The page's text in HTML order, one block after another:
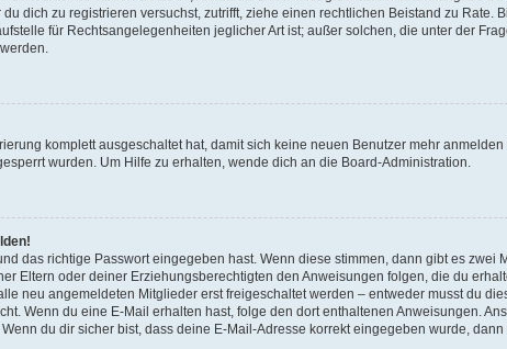
dich zu registrieren versuchst, zutrifft, ziehe einen rechtlichen Beistand zu Rate.
für Rechtsangelegenheiten jeglicher Art ist; außer solchen, die unter der
komplett ausgeschaltet hat, damit sich keine neuen Benutzer mehr
wurden. Um Hilfe zu erhalten, wende dich an die Board-Administration.
das richtige Passwort eingegeben hast. Wenn diese stimmen, dann gibt es zwei
Eltern oder deiner Erziehungsberechtigten den Anweisungen folgen, die du
neu angemeldeten Mitglieder erst freigeschaltet werden – entweder musst du
Wenn du eine E-Mail erhalten hast, folge den dort enthaltenen Anweisungen.
du dir sicher bist, dass deine E-Mail-Adresse korrekt eingegeben wurde, dann